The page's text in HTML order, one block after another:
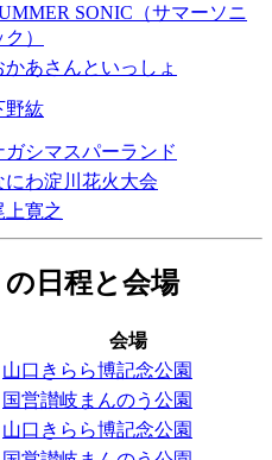
SONIC（サマーソニ
ク）
かあさんといっしょ
野紘
ガシマスパーランド
にわ淀川花火大会
上寛之
日程と会場
会場
山口きらら博記念公園
国営讃岐まんのう公園
山口きらら博記念公園